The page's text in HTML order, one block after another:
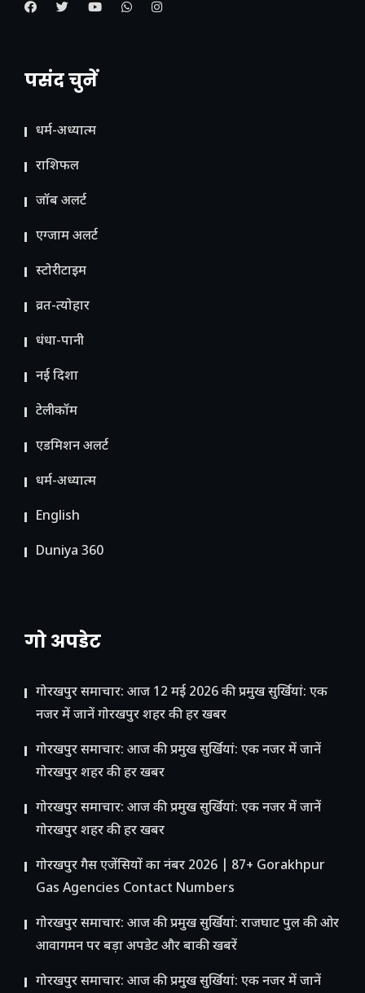
पसंद चुनें
धर्म-अध्यात्म
राशिफल
जॉब अलर्ट
एग्जाम अलर्ट
स्टोरीटाइम
व्रत-त्योहार
धंधा-पानी
नई दिशा
टेलीकॉम
ए​डमिशन अलर्ट
धर्म-अध्यात्म
English
Duniya 360
गो अपडेट
गोरखपुर समाचार: आज 12 मई 2026 की प्रमुख सुर्खियां: एक
नजर में जानें गोरखपुर शहर की हर खबर
गोरखपुर समाचार: आज की प्रमुख सुर्खियां: एक नजर में जानें
गोरखपुर शहर की हर खबर
गोरखपुर समाचार: आज की प्रमुख सुर्खियां: एक नजर में जानें
गोरखपुर शहर की हर खबर
गोरखपुर गैस एजेंसियों का नंबर 2026 | 87+ Gorakhpur
Gas Agencies Contact Numbers
गोरखपुर समाचार: आज की प्रमुख सुर्खियां: राजघाट पुल की ओर
आवागमन पर बड़ा अपडेट और बाकी खबरें
गोरखपुर समाचार: आज की प्रमुख सुर्खियां: एक नजर में जानें